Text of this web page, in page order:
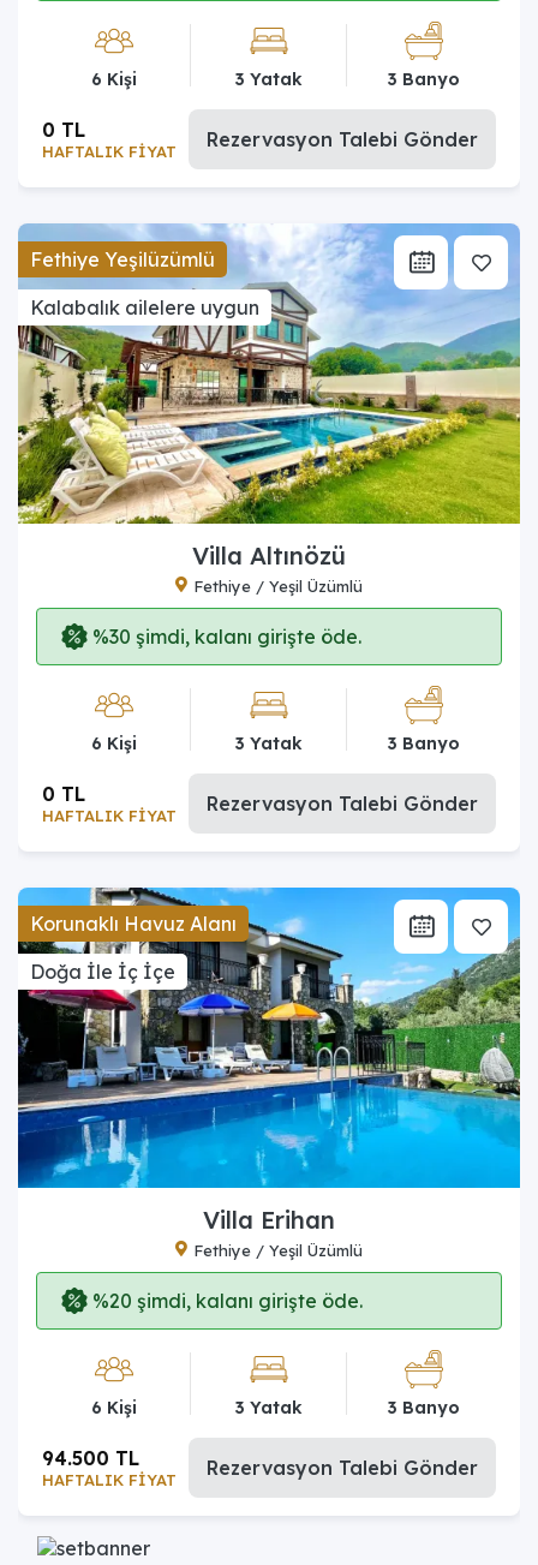
6 Kişi 3 Yatak 3 Banyo
HAFTALIK FİYAT
0 TL Rezervasyon Talebi Gönder
Fethiye Yeşilüzümlü
Kalabalık ailelere uygun
Villa Altınözü
Fethiye / Yeşil Üzümlü
%30 şimdi, kalanı girişte öde.
6 Kişi 3 Yatak 3 Banyo
HAFTALIK FİYAT
0 TL Rezervasyon Talebi Gönder
Korunaklı Havuz Alanı
Doğa İle İç İçe
Villa Erihan
Fethiye / Yeşil Üzümlü
%20 şimdi, kalanı girişte öde.
6 Kişi 3 Yatak 3 Banyo
HAFTALIK FİYAT
94.500 TL Rezervasyon Talebi Gönder